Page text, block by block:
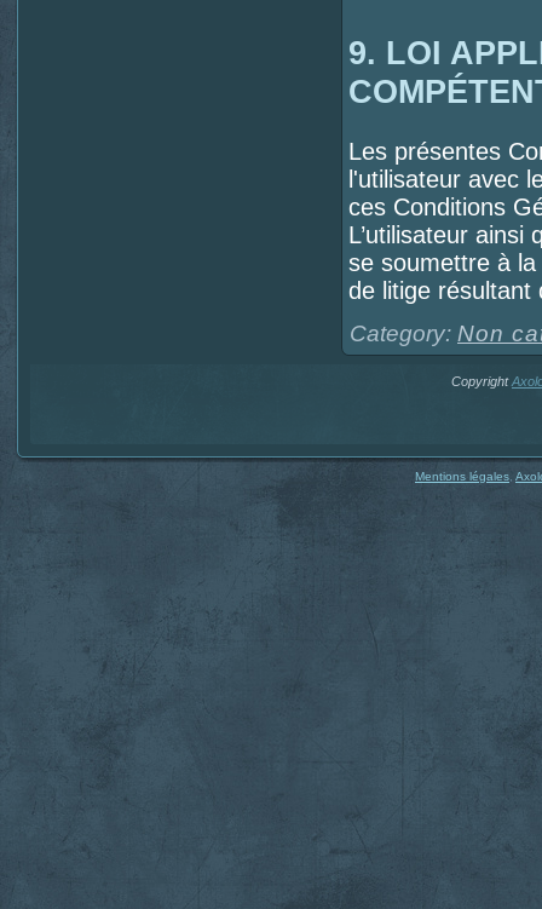
9. LOI
Les présentes
l'utilisateur avec
ces Conditions
L’utilisateur ainsi
se soumettre à
de litige résultant
Category: Non
Copyright
Mentions légales